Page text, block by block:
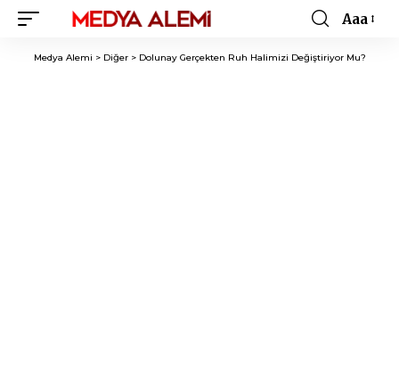
Font
Resizer
Aaa
Medya Alemi > Diğer> Dolunay Gerçekten Ruh Halimizi Değiştiriyor Mu?